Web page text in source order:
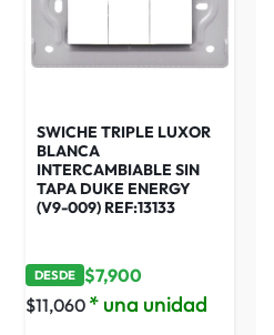
SWICHE TRIPLE LUXOR
BLANCA
INTERCAMBIABLE SIN
TAPA DUKE ENERGY
(V9-009) REF:13133
DESDE $7,900
$11,060 * una unidad